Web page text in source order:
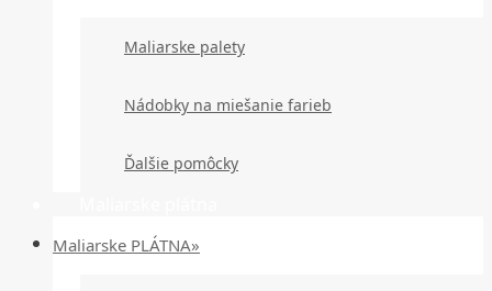
Maliarske palety
Nádobky na miešanie farieb
Ďalšie pomôcky
Maliarske PLÁTNA»